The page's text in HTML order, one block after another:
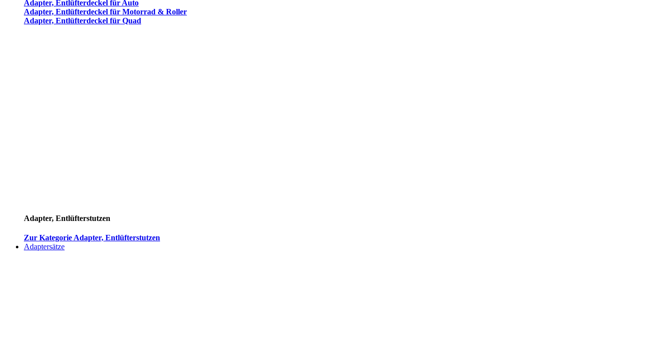
Adapter, Entlüfterdeckel für Auto
Adapter, Entlüfterdeckel für Motorrad & Roller
Adapter, Entlüfterdeckel für Quad
Adapter, Entlüfterstutzen
Zur Kategorie Adapter, Entlüfterstutzen
Adaptersätze